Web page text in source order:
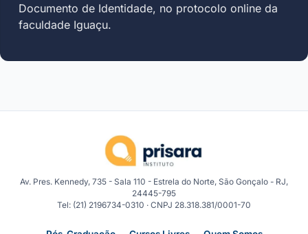
Documento de Identidade, no protocolo online da
faculdade Iguaçu.
Av. Pres. Kennedy, 735 - Sala 110 - Estrela do Norte, São Gonçalo - RJ,
24445-795
Tel: (21) 2196734-0310 · CNPJ 28.318.381/0001-70